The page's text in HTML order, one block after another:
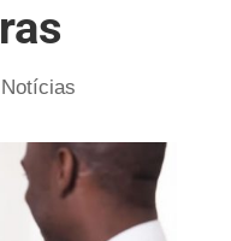
Notícias